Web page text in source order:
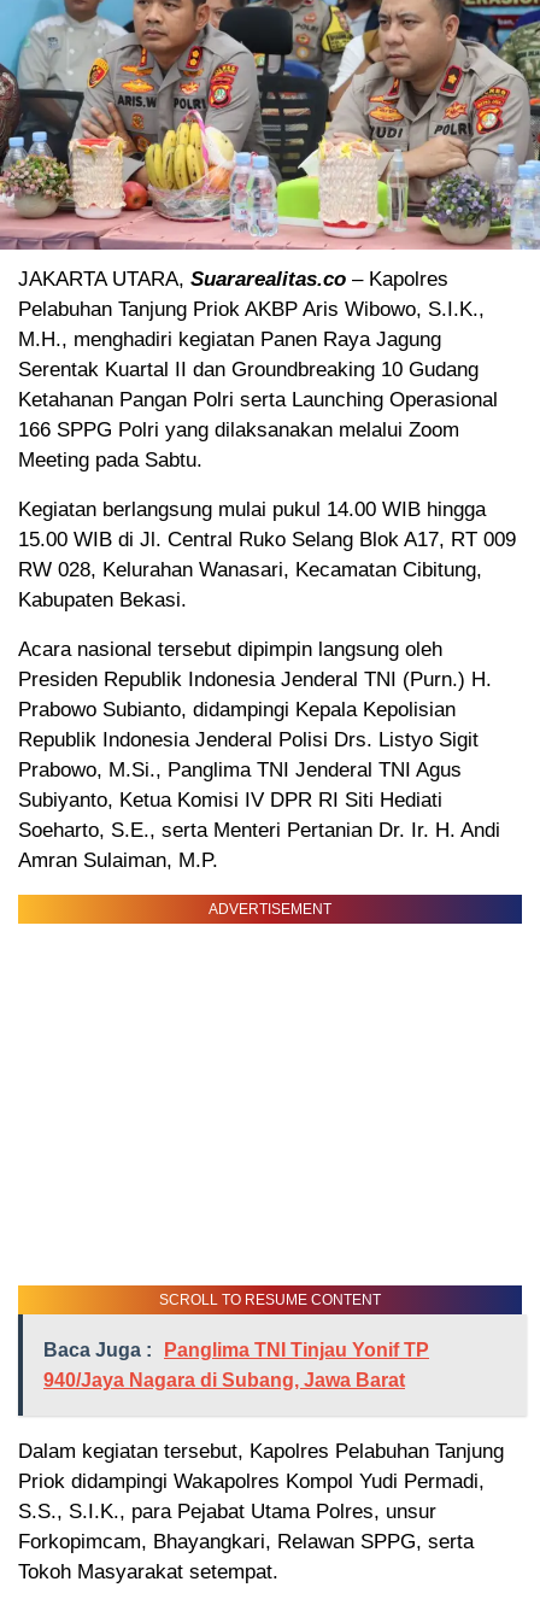
JAKARTA UTARA, Suararealitas.co – Kapolres
Pelabuhan Tanjung Priok AKBP Aris Wibowo, S.I.K.,
M.H., menghadiri kegiatan Panen Raya Jagung
Serentak Kuartal II dan Groundbreaking 10 Gudang
Ketahanan Pangan Polri serta Launching Operasional
166 SPPG Polri yang dilaksanakan melalui Zoom
Meeting pada Sabtu.
Kegiatan berlangsung mulai pukul 14.00 WIB hingga
15.00 WIB di Jl. Central Ruko Selang Blok A17, RT 009
RW 028, Kelurahan Wanasari, Kecamatan Cibitung,
Kabupaten Bekasi.
Acara nasional tersebut dipimpin langsung oleh
Presiden Republik Indonesia Jenderal TNI (Purn.) H.
Prabowo Subianto, didampingi Kepala Kepolisian
Republik Indonesia Jenderal Polisi Drs. Listyo Sigit
Prabowo, M.Si., Panglima TNI Jenderal TNI Agus
Subiyanto, Ketua Komisi IV DPR RI Siti Hediati
Soeharto, S.E., serta Menteri Pertanian Dr. Ir. H. Andi
Amran Sulaiman, M.P.
ADVERTISEMENT
SCROLL TO RESUME CONTENT
Baca Juga :
Panglima TNI Tinjau Yonif TP
940/Jaya Nagara di Subang, Jawa Barat
Dalam kegiatan tersebut, Kapolres Pelabuhan Tanjung
Priok didampingi Wakapolres Kompol Yudi Permadi,
S.S., S.I.K., para Pejabat Utama Polres, unsur
Forkopimcam, Bhayangkari, Relawan SPPG, serta
Tokoh Masyarakat setempat.